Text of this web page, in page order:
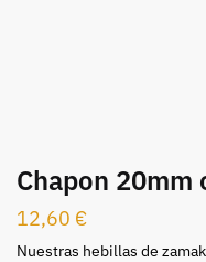
Chapon 20mm
12,60 €
Nuestras hebillas de